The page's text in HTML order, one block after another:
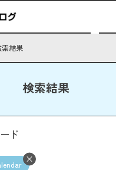
索結果
検索結果
ド